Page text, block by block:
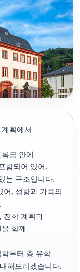
획에서
금 안에
함되어 있어,
는 구조입니다.
어, 성향과 가족의
진학 계획과
함께
부터 총 유학
해드리겠습니다.